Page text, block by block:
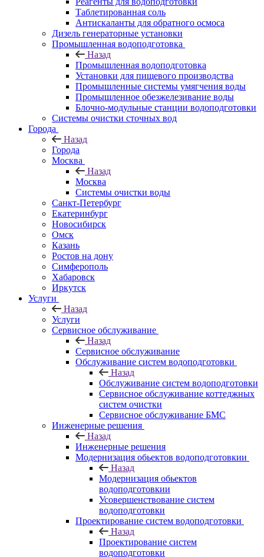
Таблетированная соль
Антискаланты для обратного осмоса
Дизель генераторные установки
Промышленная водоподготовка
Назад
Промышленная водоподготовка
Установки для пищевого производства
Промышленные системы умягчения воды
Промышленное обезжелезивание воды
Блочно-модульные станции водоподготовки
Системы очистки сточных вод
Города
Назад
Города
Москва
Назад
Москва
Системы очистки воды
Санкт-Петербург
Екатеринбург
Новосибирск
Омск
Казань
Ростов на дону
Симферополь
Хабаровск
Иркутск
Услуги
Назад
Услуги
Сервисное обслуживание
Назад
Сервисное обслуживание
Обслуживание систем водоподготовки
Назад
Обслуживание систем водоподготовки
Сервисное обслуживание коттеджных
систем очистки
Сервисное обслуживание БМС
Инженерные решения
Назад
Инженерные решения
Модернизация обьектов водоподготовкии
Назад
Модернизация обьектов
водоподготовкии
Усовершенствование систем
водоподготовки
Проектирование систем водоподготовки
Назад
Проектирование систем
водоподготовки